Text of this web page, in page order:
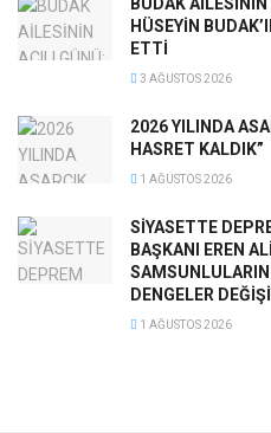
HÜSEYİN
ETTİ
3 AĞUSTOS 2026
2026 YILINDA
HASRET KALDIK”
1 AĞUSTOS 2026
SİYASETTE
BAŞKANI EREN
DENGELER
1 AĞUSTOS 2026